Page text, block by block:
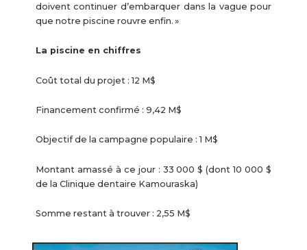
doivent continuer d’embarquer dans la vague pour
que notre piscine rouvre enfin. »
La piscine en chiffres
Coût total du projet : 12 M$
Financement confirmé : 9,42 M$
Objectif de la campagne populaire : 1 M$
Montant amassé à ce jour : 33 000 $ (dont 10 000 $
de la Clinique dentaire Kamouraska)
Somme restant à trouver : 2,55 M$